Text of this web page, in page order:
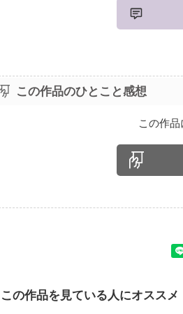
この作品のひとこと感想
この作品
この作品を見ている人にオススメ